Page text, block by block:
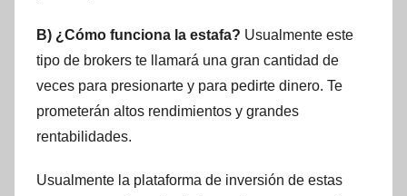
B) ¿Cómo funciona la estafa? Usualmente este
tipo de brokers te llamará una gran cantidad de
veces para presionarte y para pedirte dinero. Te
prometerán altos rendimientos y grandes
rentabilidades.
Usualmente la plataforma de inversión de estas